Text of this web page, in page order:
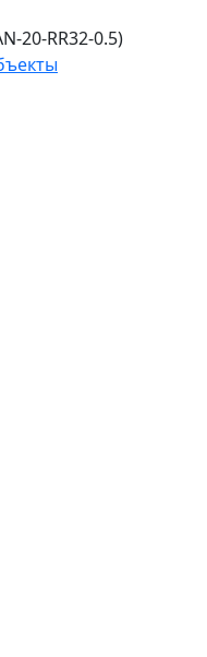
20-RR32-0.5)